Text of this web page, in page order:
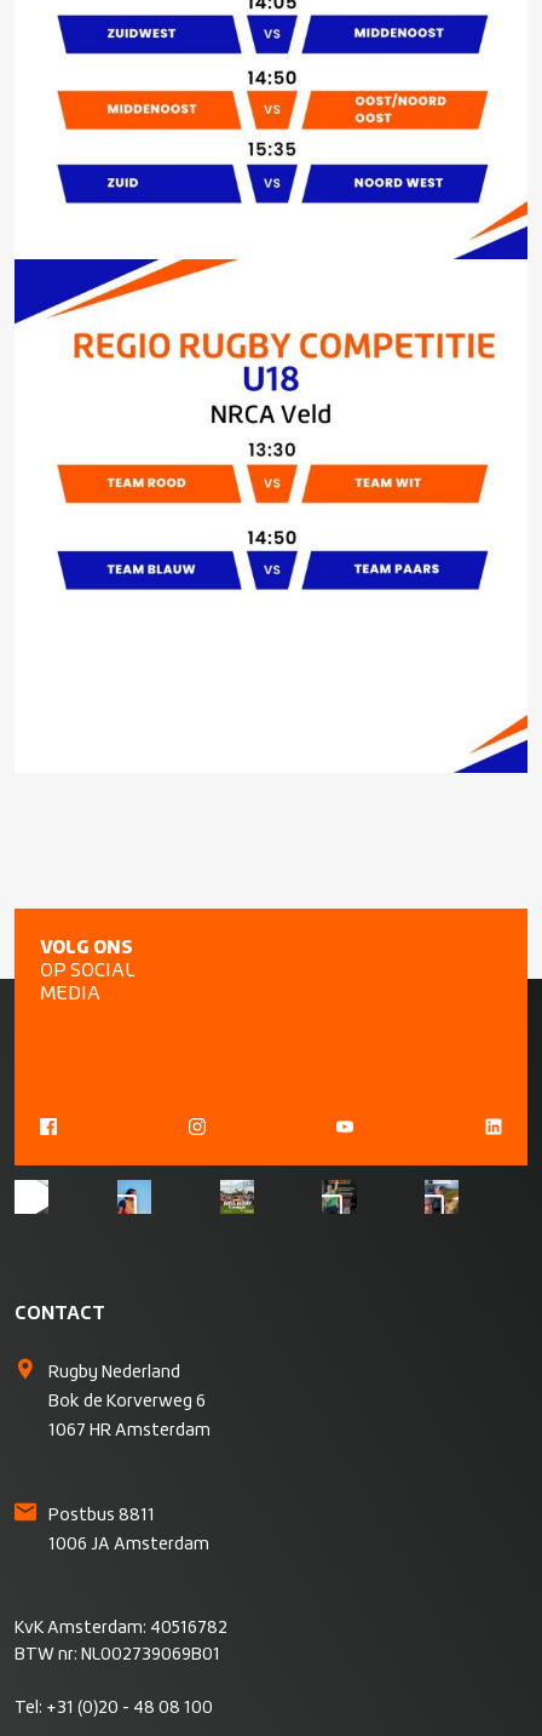
VOLG ONS
OP SOCIAL
MEDIA
CONTACT
Rugby Nederland
Bok de Korverweg 6
1067 HR Amsterdam
Postbus 8811
1006 JA Amsterdam
KvK Amsterdam: 40516782
BTW nr: NL002739069B01
Tel: +31 (0)20 - 48 08 100